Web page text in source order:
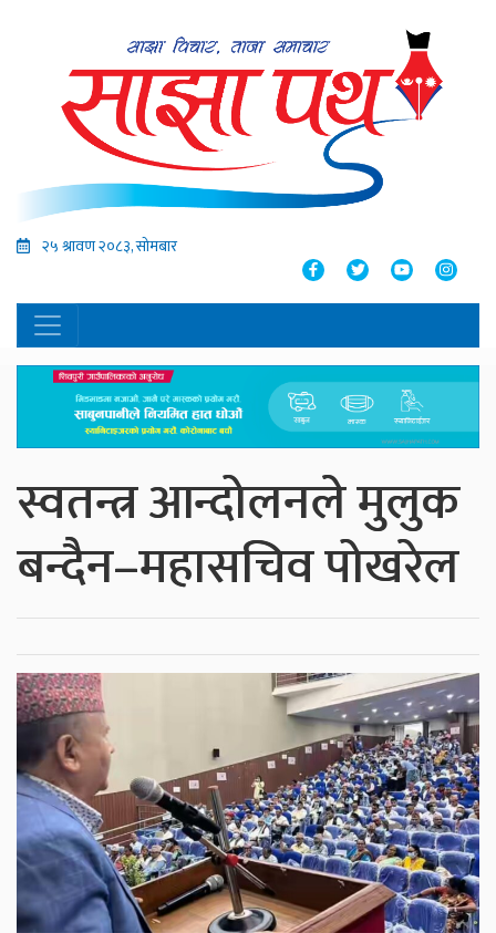
२५ श्रावण २०८३, सोमबार
स्वतन्त्र आन्दोलनले मुलुक
बन्दैन–महासचिव पोखरेल